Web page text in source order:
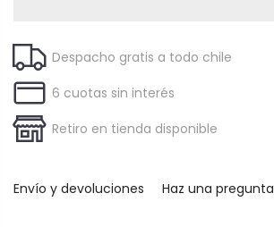
Despacho gratis a todo chile
6 cuotas sin interés
Retiro en tienda disponible
Envío y devoluciones Haz una pregunta